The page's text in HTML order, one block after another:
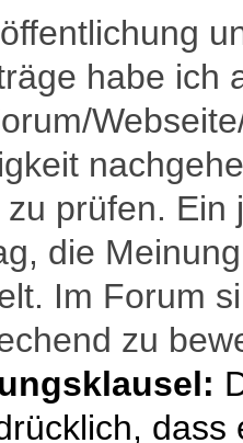
habe ich
prüfen.
die
Im Forum
zu